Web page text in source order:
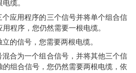
缆。
个应用程序的三个信号并将单个组合信
程序，您仍然需要一根电缆。
的信号，您需要两根电缆。
混合为一个组合信号，并将其他三个信
的组合信号，您仍然需要两根电缆，依